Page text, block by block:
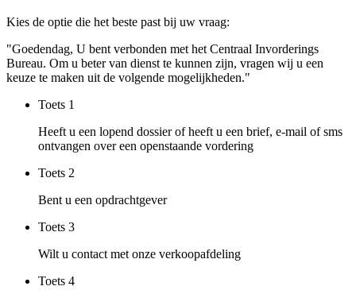
Kies de optie die het beste past bij uw vraag:
"Goedendag, U bent verbonden met het Centraal Invorderings
Bureau. Om u beter van dienst te kunnen zijn, vragen wij u een
keuze te maken uit de volgende mogelijkheden."
Toets 1
Heeft u een lopend dossier of heeft u een brief, e-mail of sms
ontvangen over een openstaande vordering
Toets 2
Bent u een opdrachtgever
Toets 3
Wilt u contact met onze verkoopafdeling
Toets 4